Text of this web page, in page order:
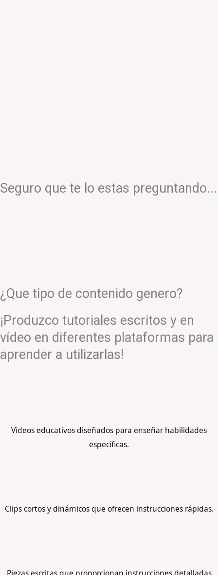
Seguro que te lo estas preguntando...
¿Que tipo de contenido genero?
¡Produzco tutoriales escritos y en
vídeo en diferentes plataformas para
aprender a utilizarlas!
Vídeos educativos diseñados para enseñar habilidades
específicas.
Clips cortos y dinámicos que ofrecen instrucciones rápidas.